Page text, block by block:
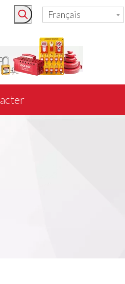
Français